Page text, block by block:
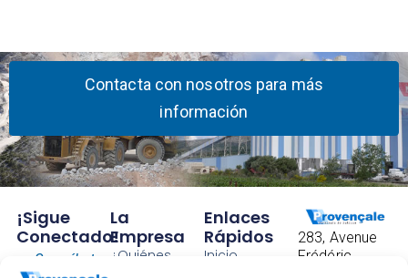
Contacta con nosotros para más
información
283, Avenue
Frédéric
La
Empresa
¿Quiénes
Enlaces
Rápidos
Inicio
¡Sigue
Conectado!
Suscríbete